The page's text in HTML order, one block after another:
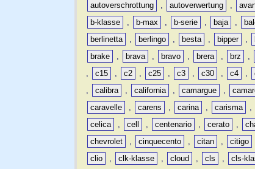
autoverschrottung
, autoverwertung ,
b-klasse
, b-max , b-serie , baja ,
berlinetta
, berlingo , besta , bipper ,
brake
, brava , bravo , brera , brz ,
,
c15 , c2 , c25 , c3 , c30 , c4 ,
,
calibra , california , camargue ,
caravelle
, carens , carina , carisma ,
celica
, cell , centenario , cerato ,
chevrolet
, cinquecento , citan , citigo
clio
, clk-klasse , cloud , cls , cls-